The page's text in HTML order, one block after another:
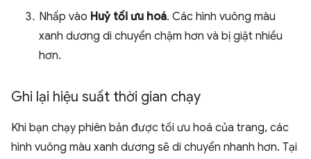
Nhấp vào Huỷ tối ưu hoá. Các hình vuông màu
xanh dương di chuyển chậm hơn và bị giật nhiều
hơn.
Ghi lại hiệu suất thời gian chạy
Khi bạn chạy phiên bản được tối ưu hoá của trang, các
hình vuông màu xanh dương sẽ di chuyển nhanh hơn. Tại